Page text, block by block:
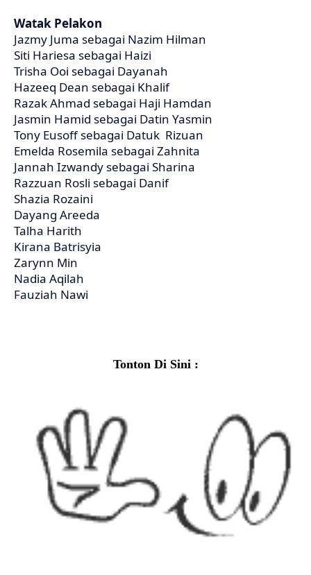
Watak Pelakon
Jazmy Juma sebagai Nazim Hilman
Siti Hariesa sebagai Haizi
Trisha Ooi sebagai Dayanah
Hazeeq Dean sebagai Khalif
Razak Ahmad sebagai Haji Hamdan
Jasmin Hamid sebagai Datin Yasmin
Tony Eusoff sebagai Datuk Rizuan
Emelda Rosemila sebagai Zahnita
Jannah Izwandy sebagai Sharina
Razzuan Rosli sebagai Danif
Shazia Rozaini
Dayang Areeda
Talha Harith
Kirana Batrisyia
Zarynn Min
Nadia Aqilah
Fauziah Nawi
Tonton Di Sini :